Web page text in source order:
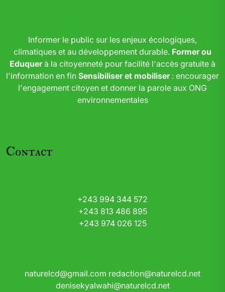
Informer le public sur les enjeux écologiques,
climatiques et au développement durable. Former ou
Eduquerà la citoyenneté pour facilité l'accès gratuite à
l'information en fin Sensibiliser et mobiliser: encourager
l'engagement citoyen et donner la parole aux ONG
environnementales
Contact
+243 994 344 572
+243 813 486 895
+243 974 026 125
naturelcd@gmail.com redaction@naturelcd.net
denisekyalwahi@naturelcd.net